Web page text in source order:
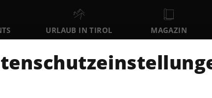
URLAUB IN TIROL MAGAZIN
MO DI MI 13